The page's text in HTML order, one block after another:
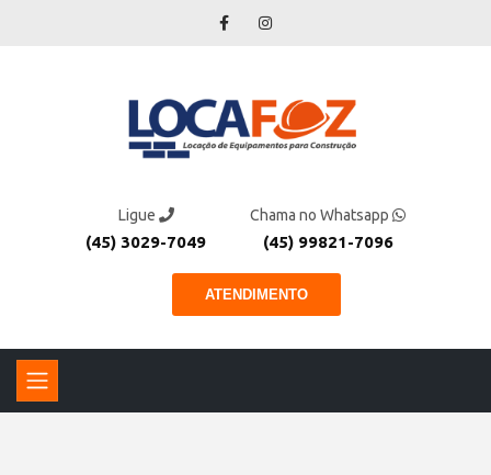
Ligue
(45) 3029-7049
Chama no Whatsapp
(45) 99821-7096
ATENDIMENTO